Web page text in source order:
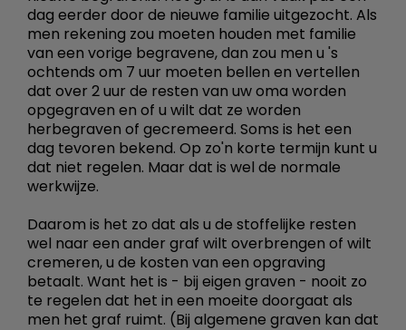
dag eerder door de nieuwe familie uitgezocht. Als
men rekening zou moeten houden met familie
van een vorige begravene, dan zou men u 's
ochtends om 7 uur moeten bellen en vertellen
dat over 2 uur de resten van uw oma worden
opgegraven en of u wilt dat ze worden
herbegraven of gecremeerd. Soms is het een
dag tevoren bekend. Op zo'n korte termijn kunt u
dat niet regelen. Maar dat is wel de normale
werkwijze.
Daarom is het zo dat als u de stoffelijke resten
wel naar een ander graf wilt overbrengen of wilt
cremeren, u de kosten van een opgraving
betaalt. Want het is - bij eigen graven - nooit zo
te regelen dat het in een moeite doorgaat als
men het graf ruimt. (Bij algemene graven kan dat